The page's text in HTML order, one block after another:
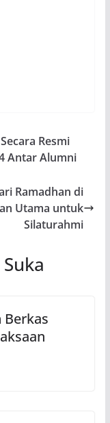
Resmi
Antar Alumni
Ramadhan di
Utama untuk
Silaturahmi
Berkas